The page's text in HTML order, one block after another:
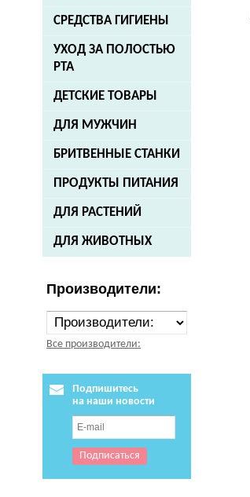
СРЕДСТВА ГИГИЕНЫ
УХОД ЗА ПОЛОСТЬЮ
РТА
ДЕТСКИЕ ТОВАРЫ
ДЛЯ МУЖЧИН
БРИТВЕННЫЕ СТАНКИ
ПРОДУКТЫ ПИТАНИЯ
ДЛЯ РАСТЕНИЙ
ДЛЯ ЖИВОТНЫХ
Производители:
Все производители:
Подпишитесь
на наши новости